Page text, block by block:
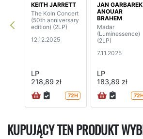
KEITH JARRETT
The Koln Concert
(50th anniversary
edition) (2LP)
12.12.2025
LP
218,89 zł
72H
JAN
ANOUAR
BRAHEM
Madar
(Luminessence)
(2LP)
7.11.2025
LP
183,89 zł
KUPUJĄCY TEN PRODUKT